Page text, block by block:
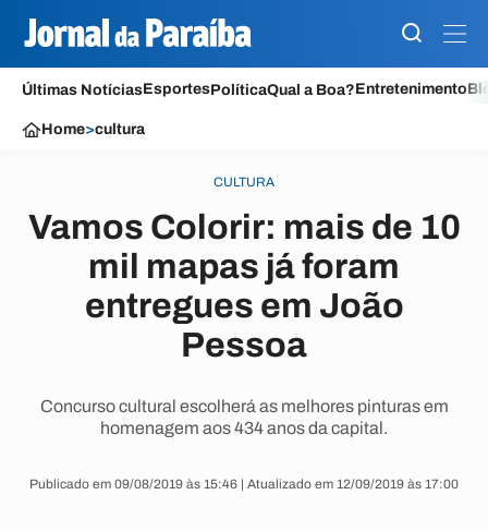
Últimas NotíciasEsportesPolíticaQual a Boa?Entretenimento
Home>cultura
CULTURA
Vamos Colorir: mais de 10
mil mapas já foram
entregues em João
Pessoa
Concurso cultural escolherá as melhores pinturas em
homenagem aos 434 anos da capital.
Publicado em 09/08/2019 às 15:46 | Atualizado em 12/09/2019 às 17:00